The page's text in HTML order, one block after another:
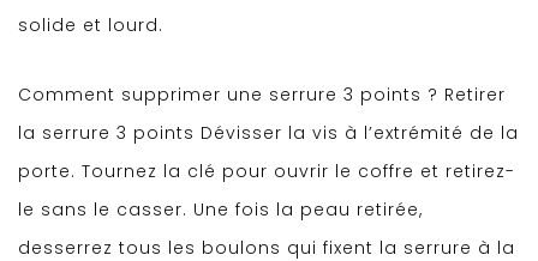
solide et lourd.
Comment supprimer une serrure 3 points ? Retirer
la serrure 3 points Dévisser la vis à l’extrémité de la
porte. Tournez la clé pour ouvrir le coffre et retirez-
le sans le casser. Une fois la peau retirée,
desserrez tous les boulons qui fixent la serrure à la